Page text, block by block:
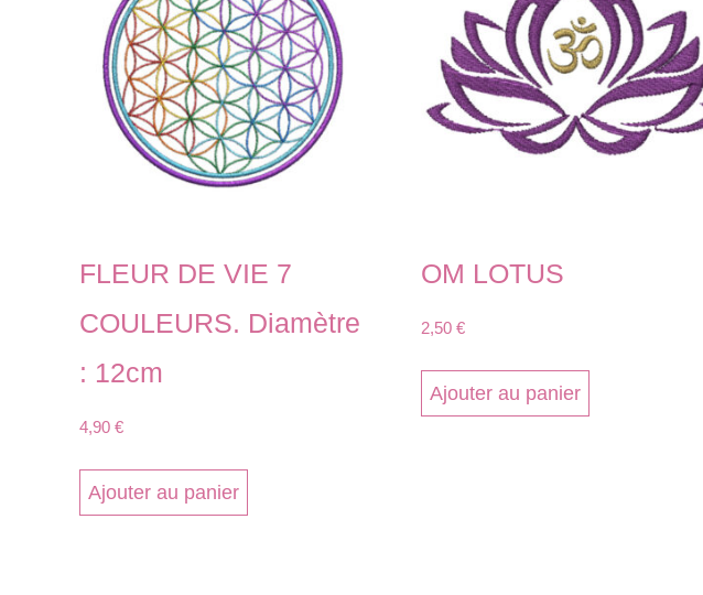
FLEUR DE VIE 7
COULEURS. Diamètre
: 12cm
4,90 €
Ajouter au panier
OM LOTUS
2,50€
Ajouter au panier